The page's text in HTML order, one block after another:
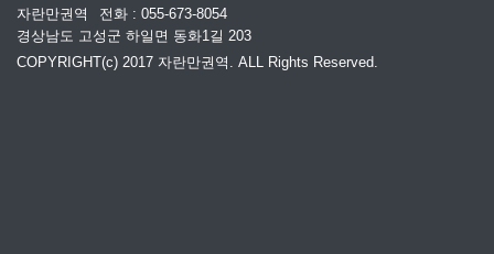
자란만권역
전화 : 055-673-8054
경상남도 고성군 하일면 동화1길 203
COPYRIGHT(c) 2017 자란만권역. ALL Rights Reserved.